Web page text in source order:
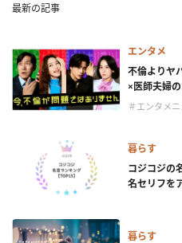
最新の記事
エンタメ
不倫よりヤ
×医師夫婦
＃エンタメ
暮らす
コジコジの
名セリフを
暮らす